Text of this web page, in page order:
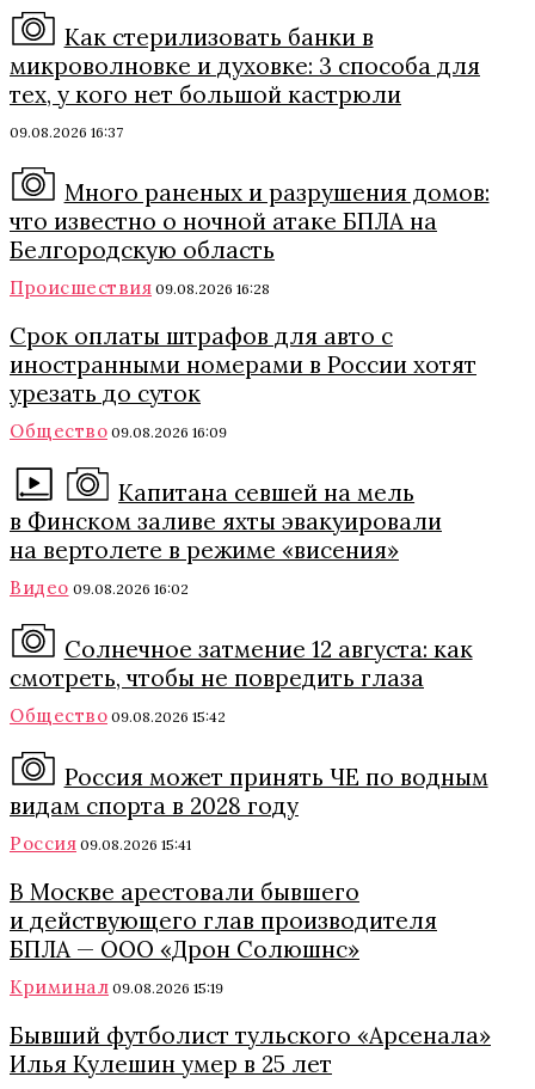
Как стерилизовать банки в
микроволновке и духовке: 3 способа для
тех, у кого нет большой кастрюли
09.08.2026 16:37
Много раненых и разрушения домов:
что известно о ночной атаке БПЛА на
Белгородскую область
Происшествия 09.08.2026 16:28
Срок оплаты штрафов для авто с
иностранными номерами в России хотят
урезать до суток
Общество 09.08.2026 16:09
Капитана севшей на мель
в Финском заливе яхты эвакуировали
на вертолете в режиме «висения»
Видео 09.08.2026 16:02
Солнечное затмение 12 августа: как
смотреть, чтобы не повредить глаза
Общество 09.08.2026 15:42
Россия может принять ЧЕ по водным
видам спорта в 2028 году
Россия 09.08.2026 15:41
В Москве арестовали бывшего
и действующего глав производителя
БПЛА — ООО «Дрон Солюшнс»
Криминал 09.08.2026 15:19
Бывший футболист тульского «Арсенала»
Илья Кулешин умер в 25 лет